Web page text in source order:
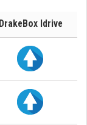
DrakeBox Idrive